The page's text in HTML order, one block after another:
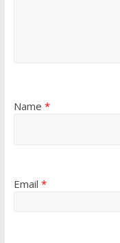
Name *
Email *